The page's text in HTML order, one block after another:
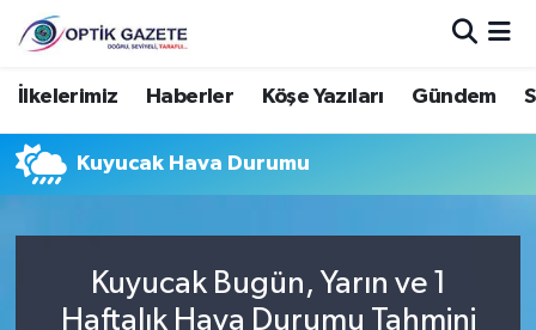
İlkelerimiz Haberler Köşe Yazıları Gündem
Kuyucak Hava Durumu
Kuyucak Bugün, Yarın ve 1
Haftalık Hava Durumu Tahmini
Nöbetçi Eczaneler
Hava Durumu
Trafik Durumu